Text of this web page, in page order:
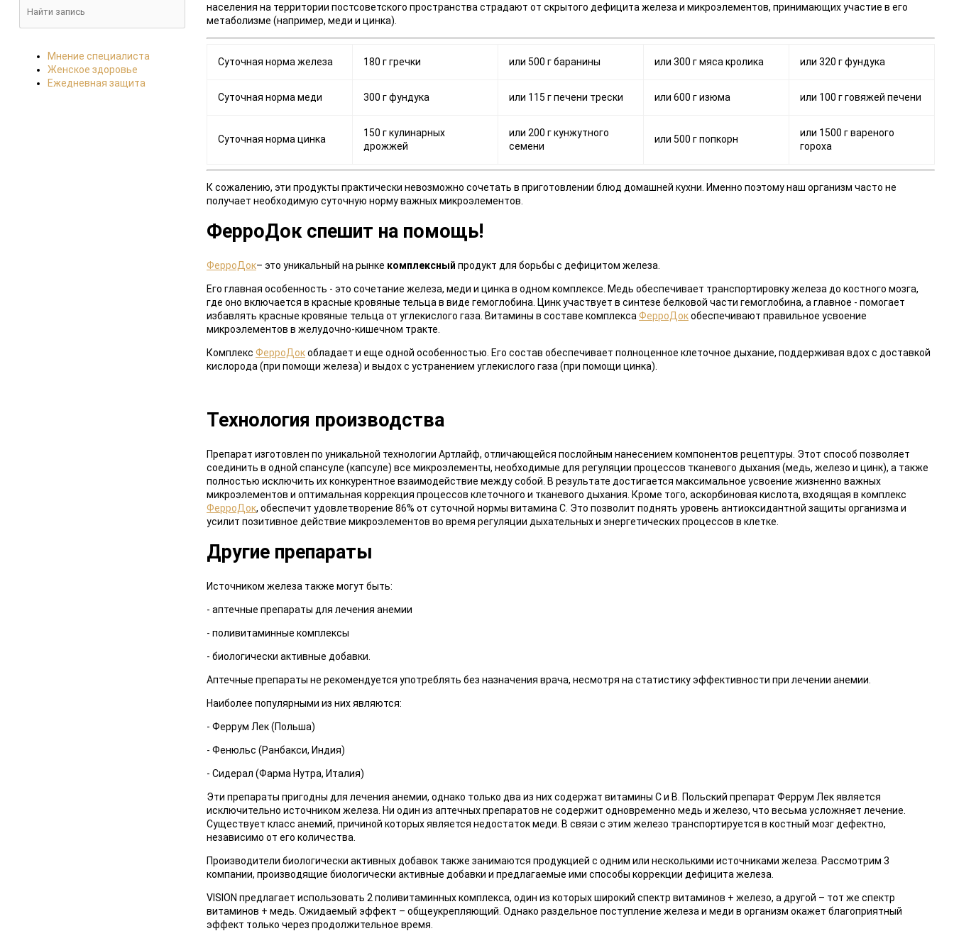
Мнение специалиста
Женское здоровье
Ежедневная защита
населения на территории постсоветского пространства страдают от скрытого дефицита железа и микроэлементов, принимающих участие в его
метаболизме (например, меди и цинка).
Cуточная норма железа 180 г гречки или 500 г баранины или 300 г мяса кролика или 320 г фундука
Суточная норма меди 300 г фундука или 115 г печени трески или 600 г изюма или 100 г говяжей печени
Суточная норма цинка
150 г кулинарных
дрожжей
или 200 г кунжутного
семени
или 500 г попкорн
или 1500 г вареного
гороха
К сожалению, эти продукты практически невозможно сочетать в приготовлении блюд домашней кухни. Именно поэтому наш организм часто не
получает необходимую суточную норму важных микроэлементов.
ФерроДок спешит на помощь!
ФерроДок– это уникальный на рынке комплексный продукт для борьбы с дефицитом железа.
Его главная особенность - это сочетание железа, меди и цинка в одном комплексе. Медь обеспечивает транспортировку железа до костного мозга,
где оно включается в красные кровяные тельца в виде гемоглобина. Цинк участвует в синтезе белковой части гемоглобина, а главное - помогает
избавлять красные кровяные тельца от углекислого газа. Витамины в составе комплекса ФерроДокобеспечивают правильное усвоение
микроэлементов в желудочно-кишечном тракте.
Комплекс ФерроДокобладает и еще одной особенностью. Его состав обеспечивает полноценное клеточное дыхание, поддерживая вдох с доставкой
кислорода (при помощи железа) и выдох с устранением углекислого газа (при помощи цинка).
Технология производства
Препарат изготовлен по уникальной технологии Артлайф, отличающейся послойным нанесением компонентов рецептуры. Этот способ позволяет
соединить в одной спансуле (капсуле) все микроэлементы, необходимые для регуляции процессов тканевого дыхания (медь, железо и цинк), а также
полностью исключить их конкурентное взаимодействие между собой. В результате достигается максимальное усвоение жизненно важных
микроэлементов и оптимальная коррекция процессов клеточного и тканевого дыхания. Кроме того, аскорбиновая кислота, входящая в комплекс
ФерроДок, обеспечит удовлетворение 86% от суточной нормы витамина С. Это позволит поднять уровень антиоксидантной защиты организма и
усилит позитивное действие микроэлементов во время регуляции дыхательных и энергетических процессов в клетке.
Другие препараты
Источником железа также могут быть:
- аптечные препараты для лечения анемии
- поливитаминные комплексы
- биологически активные добавки.
Аптечные препараты не рекомендуется употреблять без назначения врача, несмотря на статистику эффективности при лечении анемии.
Наиболее популярными из них являются:
- Феррум Лек (Польша)
- Фенюльс (Ранбакси, Индия)
- Сидерал (Фарма Нутра, Италия)
Эти препараты пригодны для лечения анемии, однако только два из них содержат витамины С и В. Польский препарат Феррум Лек является
исключительно источником железа. Ни один из аптечных препаратов не содержит одновременно медь и железо, что весьма усложняет лечение.
Существует класс анемий, причиной которых является недостаток меди. В связи с этим железо транспортируется в костный мозг дефектно,
независимо от его количества.
Производители биологически активных добавок также занимаются продукцией с одним или несколькими источниками железа. Рассмотрим 3
компании, производящие биологически активные добавки и предлагаемые ими способы коррекции дефицита железа.
VISION предлагает использовать 2 поливитаминных комплекса, один из которых широкий спектр витаминов + железо, а другой – тот же спектр
витаминов + медь. Ожидаемый эффект – общеукрепляющий. Однако раздельное поступление железа и меди в организм окажет благоприятный
эффект только через продолжительное время.